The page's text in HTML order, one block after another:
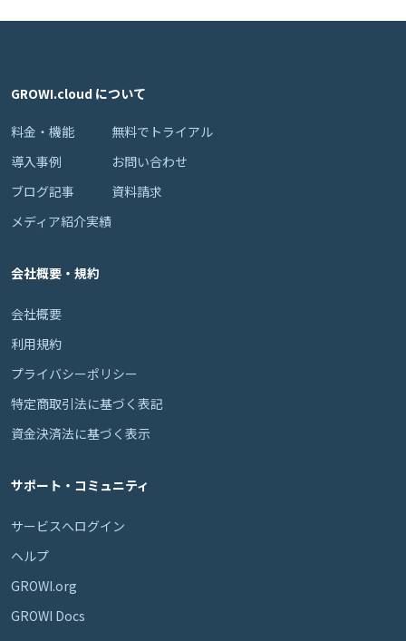
GROWI.cloud について
料金・機能
導入事例
ブログ記事
メディア紹介実績
無料でトライアル
お問い合わせ
資料請求
会社概要・規約
会社概要
利用規約
プライバシーポリシー
特定商取引法に基づく表記
資金決済法に基づく表示
サポート・コミュニティ
サービスへログイン
ヘルプ
GROWI.org
GROWI Docs